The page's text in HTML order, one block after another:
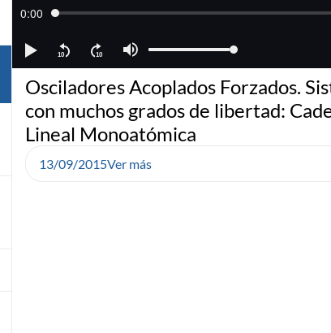
Osciladores Acoplados Forzados.
con muchos grados de libertad:
Lineal Monoatómica
13/09/2015Ver más